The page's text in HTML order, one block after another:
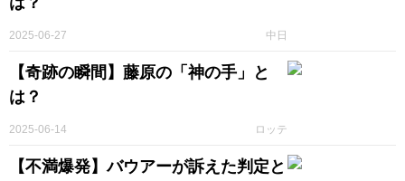
中日
2025-06-27
【奇跡の瞬間】藤原の「神の手」と
は？
ロッテ
2025-06-14
【不満爆発】バウアーが訴えた判定と